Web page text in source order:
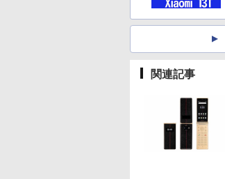
関連記事